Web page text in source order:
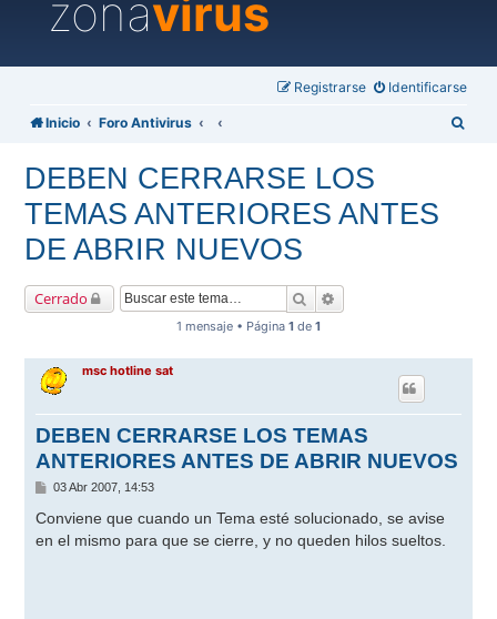
zonavirus
Identificarse
Registrarse
Inicio Foro Antivirus
DEBEN CERRARSE LOS
TEMAS ANTERIORES ANTES
DE ABRIR NUEVOS
Cerrado Buscar
1 mensaje • Página 1 de 1
msc hotline sat
DEBEN CERRARSE LOS TEMAS
ANTERIORES ANTES DE ABRIR NUEVOS
M
n
a
03 Abr 2007, 14:53
Conviene que cuando un Tema esté solucionado, se avise
en el mismo para que se cierre, y no queden hilos sueltos.